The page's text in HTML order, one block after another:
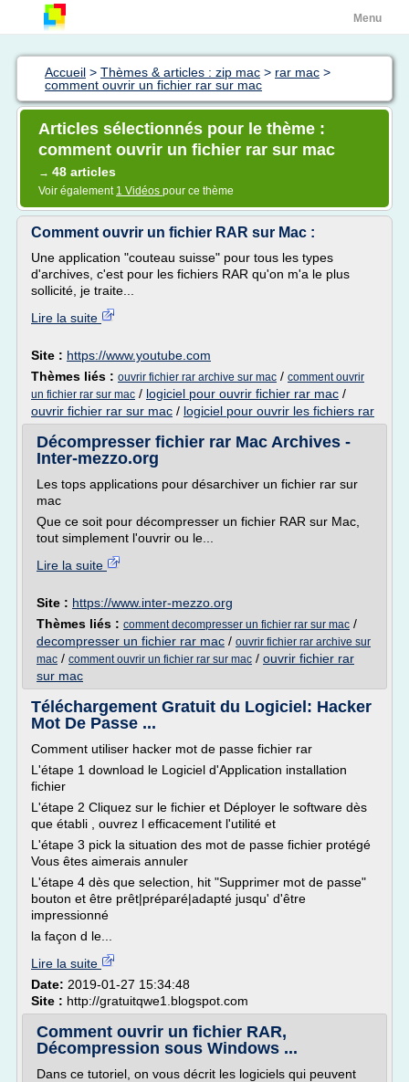
Menu
Accueil > Thèmes & articles : zip mac > rar mac >
comment ouvrir un fichier rar sur mac
Articles sélectionnés pour le thème :
comment ouvrir un fichier rar sur mac
→ 48 articles
Voir également 1 Vidéos pour ce thème
Comment ouvrir un fichier RAR sur Mac :
Une application "couteau suisse" pour tous les types
d'archives, c'est pour les fichiers RAR qu'on m'a le plus
sollicité, je traite...
Lire la suite
Site : https://www.youtube.com
Thèmes liés : ouvrir fichier rar archive sur mac / comment ouvrir
un fichier rar sur mac / logiciel pour ouvrir fichier rar mac /
ouvrir fichier rar sur mac / logiciel pour ouvrir les fichiers rar
Décompresser fichier rar Mac Archives -
Inter-mezzo.org
Les tops applications pour désarchiver un fichier rar sur
mac
Que ce soit pour décompresser un fichier RAR sur Mac,
tout simplement l'ouvrir ou le...
Lire la suite
Site : https://www.inter-mezzo.org
Thèmes liés : comment decompresser un fichier rar sur mac /
decompresser un fichier rar mac / ouvrir fichier rar archive sur
mac / comment ouvrir un fichier rar sur mac / ouvrir fichier rar
sur mac
Téléchargement Gratuit du Logiciel: Hacker
Mot De Passe ...
Comment utiliser hacker mot de passe fichier rar
L'étape 1 download le Logiciel d'Application installation
fichier
L'étape 2 Cliquez sur le fichier et Déployer le software dès
que établi , ouvrez l efficacement l'utilité et
L'étape 3 pick la situation des mot de passe fichier protégé
Vous êtes aimerais annuler
L'étape 4 dès que selection, hit "Supprimer mot de passe"
bouton et être prêt|préparé|adapté jusqu' d'être
impressionné
la façon d le...
Lire la suite
Date: 2019-01-27 15:34:48
Site : http://gratuitqwe1.blogspot.com
Comment ouvrir un fichier RAR,
Décompression sous Windows ...
Dans ce tutoriel, on vous décrit les logiciels qui peuvent